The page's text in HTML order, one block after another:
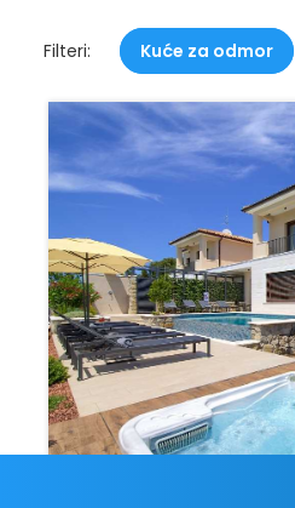
Filteri: Kuće za odmor